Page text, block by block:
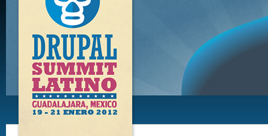
LATINO,
GUADALAJARA
2012